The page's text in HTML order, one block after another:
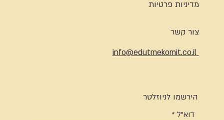
מדיניות פרטיות
צור קשר
info@edutmekomit.co.il
הירשמו לניוזלטר
דוא"ל *